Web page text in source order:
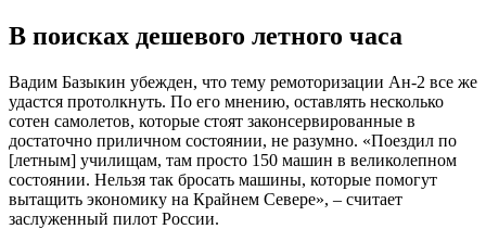
В поисках дешевого летного часа
Вадим Базыкин убежден, что тему ремоторизации Ан-2 все же
удастся протолкнуть. По его мнению, оставлять несколько
сотен самолетов, которые стоят законсервированные в
достаточно приличном состоянии, не разумно. «Поездил по
[летным] училищам, там просто 150 машин в великолепном
состоянии. Нельзя так бросать машины, которые помогут
вытащить экономику на Крайнем Севере», – считает
заслуженный пилот России.